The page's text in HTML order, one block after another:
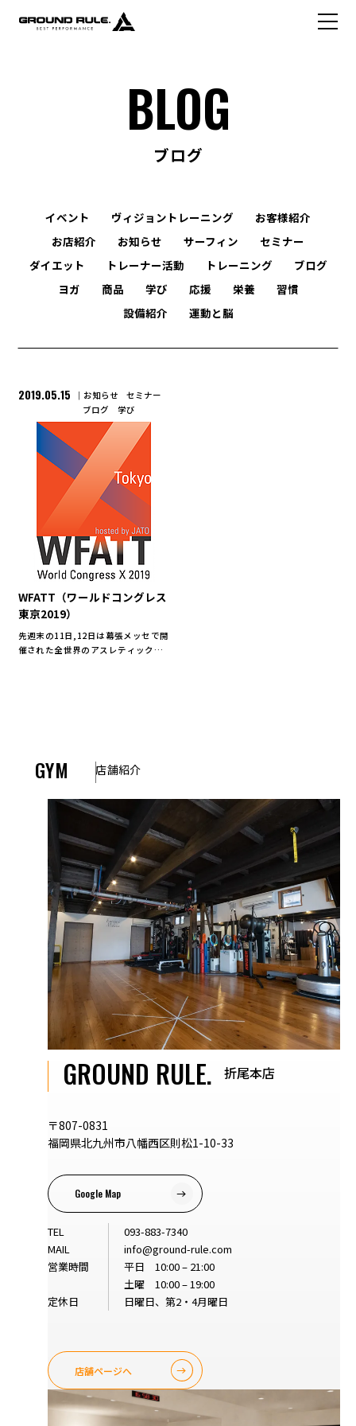
BLOG
ブログ
イベント ヴィジョントレーニング
お客様紹介
お店紹介
お知らせ サーフィン
セミナー
ダイエット
トレーナー活動 トレーニング
ブログ
ヨガ
商品 学び 応援 栄養
習慣
設備紹介
運動と脳
2019.05.15 お知らせ
セミナー
ブログ
学び
WFATT（ワールドコングレス
東京2019）
先週末の11日,12日は幕張メッセで開
催された全世界のアスレティックト
GYM 店舗紹介
GROUND RULE. 折尾本店
〒807-0831
福岡県北九州市八幡西区則松1-10-33
Google Map
TEL
093-883-7340
MAIL
info@ground-rule.com
営業時間
平日 10:00 – 21:00
土曜 10:00 – 19:00
定休日
日曜日、第2・4月曜日
店舗ページへ